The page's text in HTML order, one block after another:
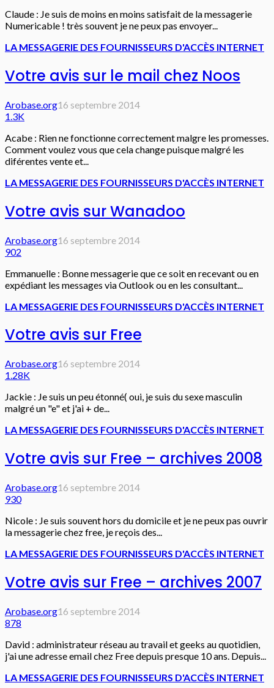
Claude : Je suis de moins en moins satisfait de la messagerie
Numericable ! très souvent je ne peux pas envoyer...
LA MESSAGERIE DES FOURNISSEURS D'ACCÈS INTERNET
Votre avis sur le mail chez Noos
Arobase.org16 septembre 2014
1.3K
Acabe : Rien ne fonctionne correctement malgre les promesses.
Comment voulez vous que cela change puisque malgré les
diférentes vente et...
LA MESSAGERIE DES FOURNISSEURS D'ACCÈS INTERNET
Votre avis sur Wanadoo
Arobase.org16 septembre 2014
902
Emmanuelle : Bonne messagerie que ce soit en recevant ou en
expédiant les messages via Outlook ou en les consultant...
LA MESSAGERIE DES FOURNISSEURS D'ACCÈS INTERNET
Votre avis sur Free
Arobase.org16 septembre 2014
1.28K
Jackie : Je suis un peu étonné( oui, je suis du sexe masculin
malgré un "e" et j'ai + de...
LA MESSAGERIE DES FOURNISSEURS D'ACCÈS INTERNET
Votre avis sur Free – archives 2008
Arobase.org16 septembre 2014
930
Nicole : Je suis souvent hors du domicile et je ne peux pas ouvrir
la messagerie chez free, je reçois des...
LA MESSAGERIE DES FOURNISSEURS D'ACCÈS INTERNET
Votre avis sur Free – archives 2007
Arobase.org16 septembre 2014
878
David : administrateur réseau au travail et geeks au quotidien,
j'ai une adresse email chez Free depuis presque 10 ans. Depuis...
LA MESSAGERIE DES FOURNISSEURS D'ACCÈS INTERNET